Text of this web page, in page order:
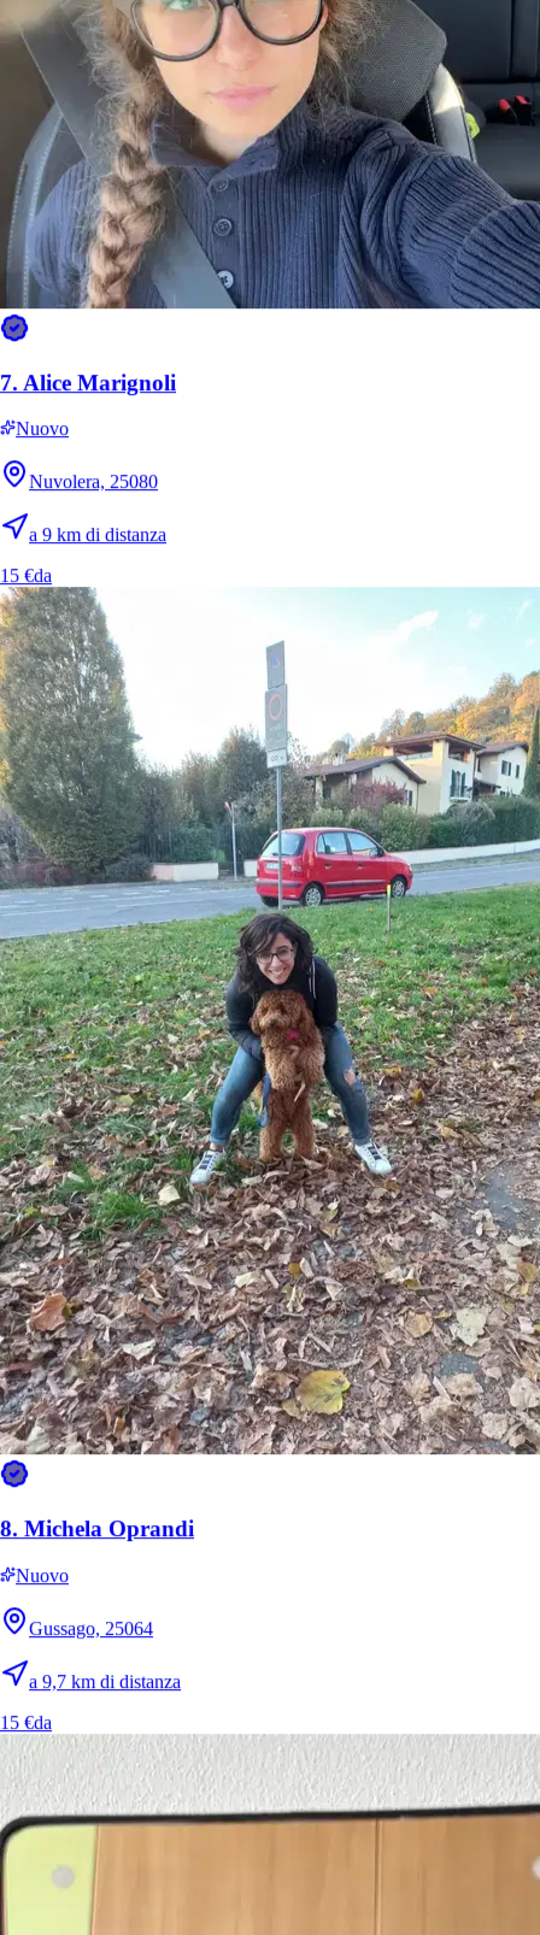
11.Fatmata Binta Bah
Nuovo
Brescia, 25121
a 1,8 km di distanza
15 €da
7. Alice Marignoli
Nuovo
Nuvolera, 25080
a 9 km di distanza
15 €da
8. Michela Oprandi
Nuovo
Gussago, 25064
a 9,7 km di distanza
15 €da